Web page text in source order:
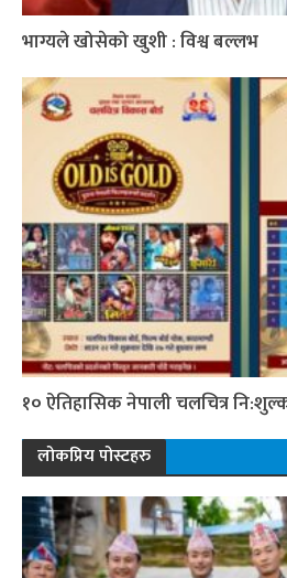
भाग्यले खोसेको खुशी : विश्व बल्लभ
१० ऐतिहासिक नेपाली चलचित्र
लोकप्रिय पोस्टहरु